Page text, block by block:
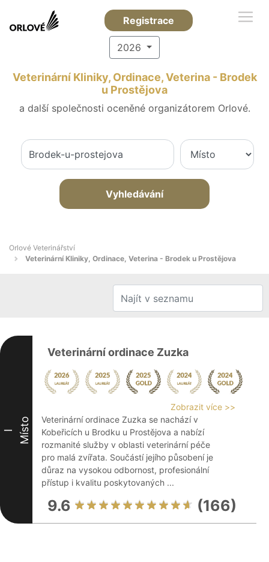
Registrace
2026
Veterinární Kliniky, Ordinace, Veterina - Brodek
u Prostějova
a další společnosti oceněné organizátorem Orlové.
Vyhledávání
Orlové Veterinářství
Veterinární Kliniky, Ordinace, Veterina - Brodek u Prostějova
I Místo
Veterinární ordinace Zuzka
Zobrazit více >>
Veterinární ordinace Zuzka se nachází v
Kobeřicích u Brodku u Prostějova a nabízí
rozmanité služby v oblasti veterinární péče
pro malá zvířata. Součástí jejího působení je
důraz na vysokou odbornost, profesionální
přístup i kvalitu poskytovaných ...
9.6 (166)